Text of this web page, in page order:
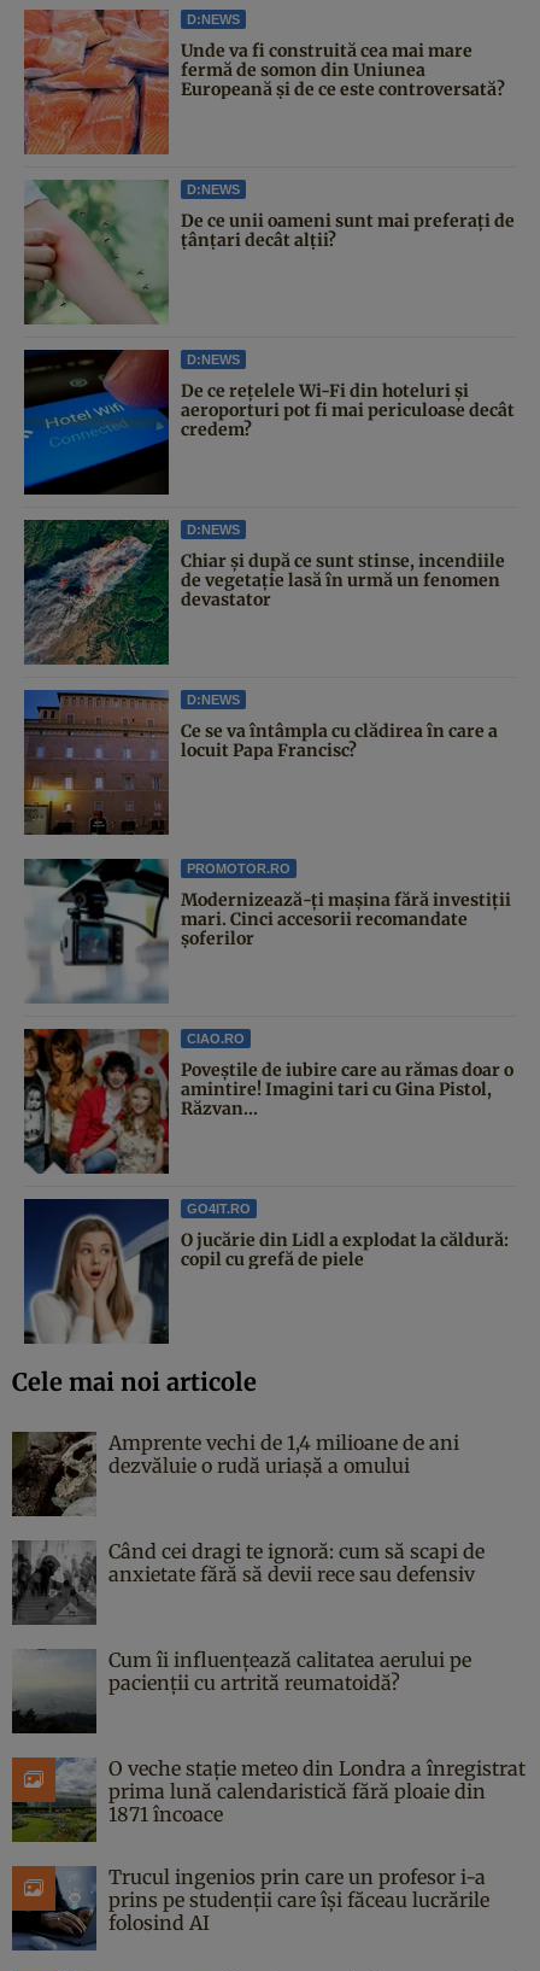
D:NEWS
Unde va fi construită cea mai mare
fermă de somon din Uniunea
Europeană și de ce este controversată?
D:NEWS
De ce unii oameni sunt mai preferați de
țânțari decât alții?
D:NEWS
De ce rețelele Wi-Fi din hoteluri și
aeroporturi pot fi mai periculoase decât
credem?
D:NEWS
Chiar și după ce sunt stinse, incendiile
de vegetație lasă în urmă un fenomen
devastator
D:NEWS
Ce se va întâmpla cu clădirea în care a
locuit Papa Francisc?
PROMOTOR.RO
Modernizează-ți mașina fără investiții
mari. Cinci accesorii recomandate
șoferilor
CIAO.RO
Poveştile de iubire care au rămas doar o
amintire! Imagini tari cu Gina Pistol,
Răzvan...
GO4IT.RO
O jucărie din Lidl a explodat la căldură:
copil cu grefă de piele
Cele mai noi articole
Amprente vechi de 1,4 milioane de ani
dezvăluie o rudă uriașă a omului
Când cei dragi te ignoră: cum să scapi de
anxietate fără să devii rece sau defensiv
Cum îi influențează calitatea aerului pe
pacienții cu artrită reumatoidă?
O veche stație meteo din Londra a înregistrat
prima lună calendaristică fără ploaie din
1871 încoace
Trucul ingenios prin care un profesor i-a
prins pe studenții care își făceau lucrările
folosind AI